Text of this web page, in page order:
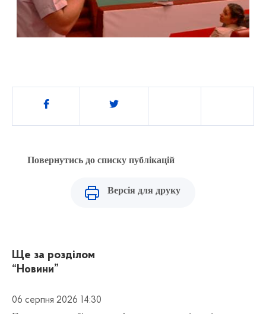
Поділитись
Повернутись до списку публікацій
Версія для друку
Ще за розділом
“Новини”
06 серпня 2026 14:30